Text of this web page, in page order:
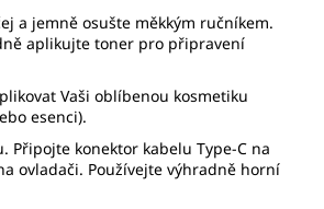
a jemně osušte měkkým ručníkem.
aplikujte toner pro připravení
Vaši oblíbenou kosmetiku
esenci).
Připojte konektor kabelu Type-C na
ovladači. Používejte výhradně horní